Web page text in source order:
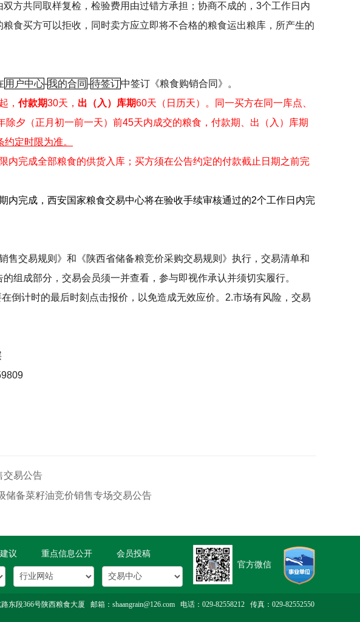
方共同取样复检，检验费用由过错方承担；协商不成的， 3个工作日内
食买方可以拒收，同时卖方应立即将不合格的粮食运出粮库，所产生的
用户中心-我的合同 -待签订中签订《粮食购销合同》。
， 付款期30天， 出（入）库期60天（日历天）。同一买方在同一库点、
除夕（正月初一前一天）前45天内成交的粮食，付款期、出（入）库期
定时限为准。
内完成全部粮食的供货入库；买方须在公告约定的付款截止日期之前完
内完成，西安国家粮食交易中心将在验收手续审核通过的2个工作日内完
售交易规则》和《陕西省储备粮竞价采购交易规则》执行，交易清单和
组成部分，交易会员须一并查看，参与即视作承认并须切实履行。
倒计时的最后时刻点击报价，以免造成无效应价。 2.市场有风险，交易
交易公告
储备菜籽油竞价销售专场交易公告
议 重点信息公开
会员投稿
官方微信
段366号陕西粮食大厦 邮箱：shaangrain@126.com 电话：029-82558212 传真：029-82552550